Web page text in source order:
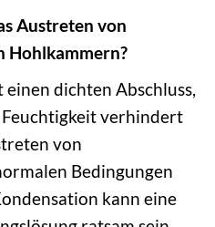
Austreten von
Hohlkammern?
dichten Abschluss,
verhindert
von
Bedingungen
kann eine